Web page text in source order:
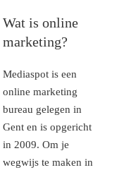
Wat is online
marketing?
Mediaspot is een
online marketing
bureau gelegen in
Gent en is opgericht
in 2009. Om je
wegwijs te maken in